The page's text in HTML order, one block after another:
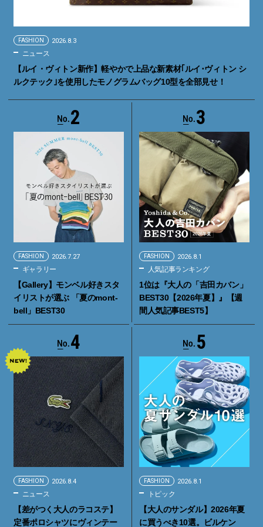
FASHION 2026.8.3
ニュース
【ルイ・ヴィトン新作】軽やかで上品な新素材｢ルイ･ヴィトン シ
ルクテック｣を使用したモノグラムバッグ10型を全部見せ！
2
FASHION 2026.7.27
ギャラリー
【Gallery】モンベル好きスタ
イリストが選ぶ 「夏のmont-
bell」BEST30
3
FASHION 2026.8.1
人気記事ランキング
1位は『大人の「吉田カバン」
BEST30【2026年夏】』【週
間人気記事BEST5】
4
FASHION 2026.8.4
ニュース
【差がつく大人のラコステ】
定番ポロシャツにヴィンテー
5
FASHION 2026.8.1
トピック
【大人のサンダル】2026年夏
に買うべき10選。ビルケン